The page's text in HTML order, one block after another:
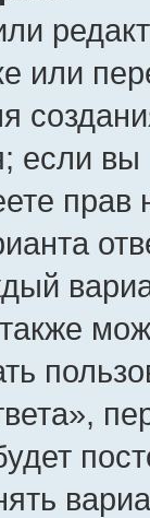
или
если
прав